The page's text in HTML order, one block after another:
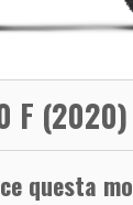
F
questa